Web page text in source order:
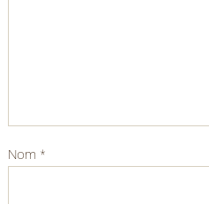
Nom *